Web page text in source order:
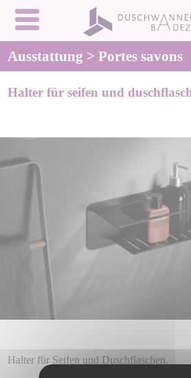
Ausstattung > Portes savons
Halter für seifen und
Halter für Seifen und Duschflaschen.